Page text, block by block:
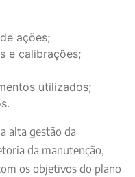
ações;
e calibrações;
utilizados;
alta gestão da
da manutenção,
os objetivos do plano